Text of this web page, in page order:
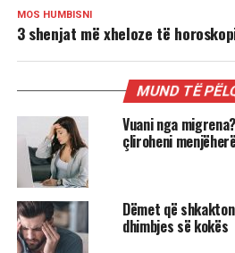
MOS HUMBISNI
3 shenjat më xheloze të
MUND TË
Vuani nga
çliroheni
Dëmet që
dhimbjes së kokës